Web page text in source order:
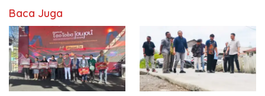
Baca Juga